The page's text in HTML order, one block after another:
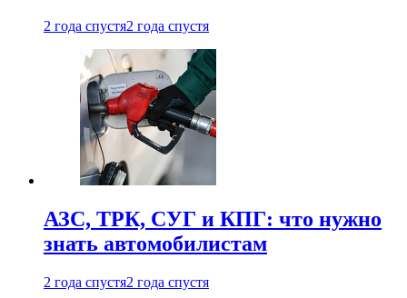
2 года спустя2 года спустя
АЗС, ТРК, СУГ и КПГ: что нужно
знать автомобилистам
2 года спустя2 года спустя